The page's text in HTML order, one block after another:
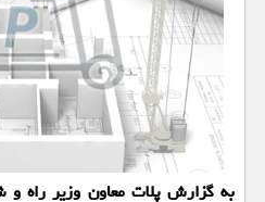
به گزارش پلات معاون وزیر راه و